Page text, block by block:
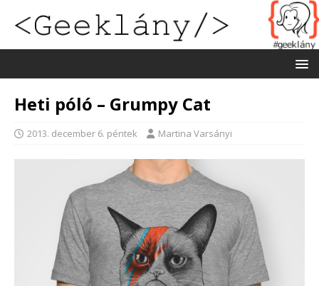
Heti póló – Grumpy Cat
2013. december 6. péntek Martina Varsányi